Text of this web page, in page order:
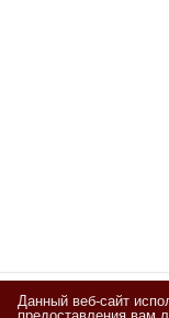
Данный веб-сайт